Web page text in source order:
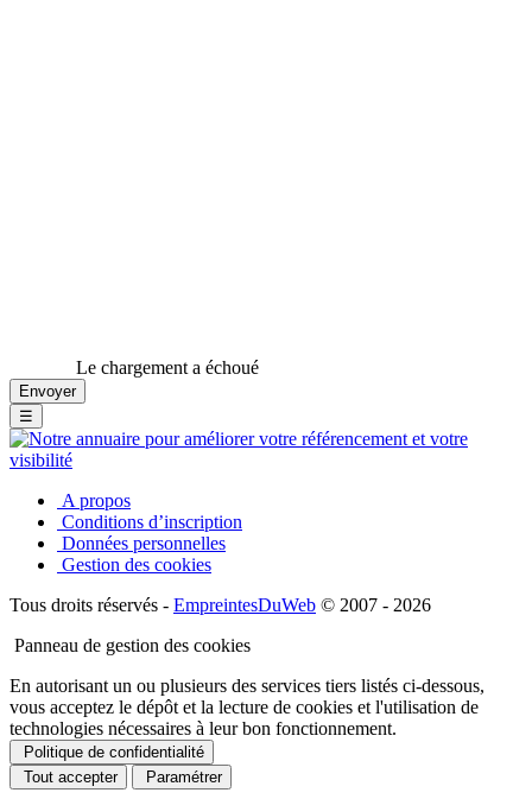
Le chargement a échoué
☰
A propos
Conditions d’inscription
Données personnelles
Gestion des cookies
Tous droits réservés - EmpreintesDuWeb © 2007 - 2026
Panneau de gestion des cookies
En autorisant un ou plusieurs des services tiers listés ci-dessous,
vous acceptez le dépôt et la lecture de cookies et l'utilisation de
technologies nécessaires à leur bon fonctionnement.
Politique de confidentialité
Tout accepter
Paramétrer